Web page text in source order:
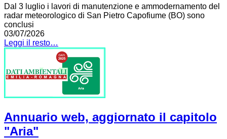
Dal 3 luglio i lavori di manutenzione e ammodernamento del
radar meteorologico di San Pietro Capofiume (BO) sono
conclusi
03/07/2026
Leggi il resto…
Annuario web, aggiornato il capitolo
"Aria"